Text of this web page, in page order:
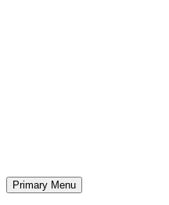
Primary Menu